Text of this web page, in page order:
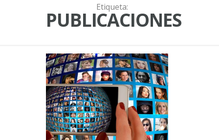
Etiqueta:
PUBLICACIONES